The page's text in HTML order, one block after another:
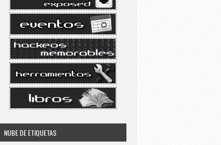
NUBE DE ETIQUETAS